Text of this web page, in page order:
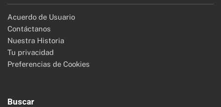
Acuerdo de Usuario
Contáctanos
Nuestra Historia
Tu privacidad
Preferencias de Cookies
Buscar